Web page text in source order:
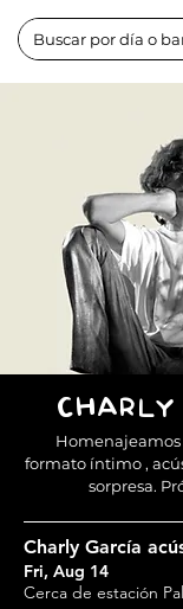
CHARLY
Homenajeamos
formato íntimo ,
sorpresa.
Charly García
Fri, Aug 14
Cerca de estación